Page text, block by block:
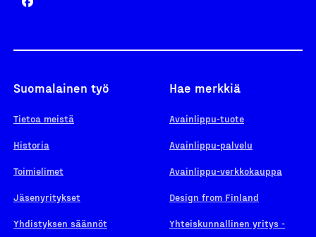
Suomalainen työ
Tietoa meistä
Historia
Toimielimet
Jäsenyritykset
Yhdistyksen säännöt
Hae merkkiä
Avainlippu-tuote
Avainlippu-palvelu
Avainlippu-verkkokauppa
Design from Finland
Yhteiskunnallinen yritys -